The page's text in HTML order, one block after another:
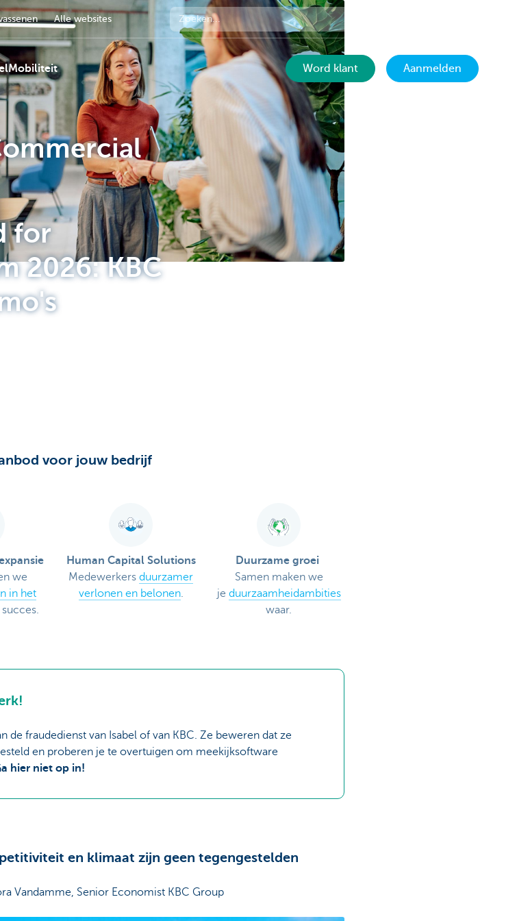
Alle websites
Mobiliteit Word klant Aanmelden
for
2026: KBC
voor jouw bedrijf
we
in het
Human Capital Solutions
Medewerkers duurzamer
verlonen en belonen.
Duurzame groei
Samen maken we
je duurzaamheidambities
waar.
de fraudedienst van Isabel of van KBC. Ze beweren dat ze
en proberen je te overtuigen om meekijksoftware
hier niet op in!
en klimaat zijn geen tegengestelden
Vandamme, Senior Economist KBC Group